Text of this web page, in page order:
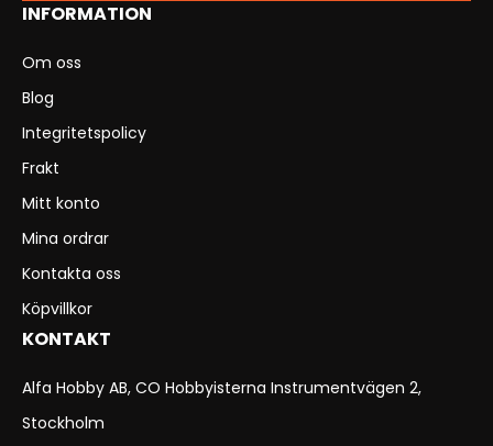
INFORMATION
Om oss
Blog
Integritetspolicy
Frakt
Mitt konto
Mina ordrar
Kontakta oss
Köpvillkor
KONTAKT
Alfa Hobby AB, CO Hobbyisterna Instrumentvägen 2,
Stockholm